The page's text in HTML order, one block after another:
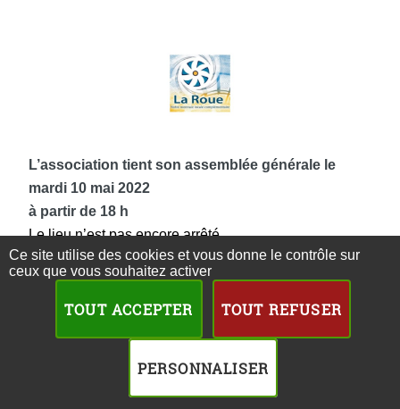
L’association tient son assemblée générale le
mardi 10 mai 2022
à partir de 18 h
Le lieu n’est pas encore arrêté
Amapiens membres de MLPA, réservez votre soirée.
Ce site utilise des cookies et vous donne le contrôle sur
ceux que vous souhaitez activer
TOUT ACCEPTER TOUT REFUSER
PERSONNALISER